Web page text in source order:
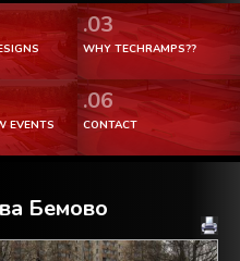
.03
WHY TECHRAMPS??
EVENTS
.06
CONTACT
Бемово